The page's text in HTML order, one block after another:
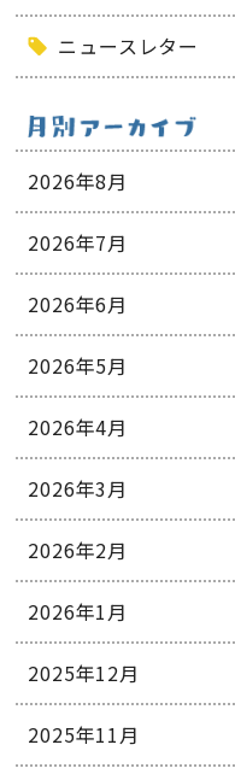
ニュースレター
2026年8月
2026年7月
2026年6月
2026年5月
2026年4月
2026年3月
2026年2月
2026年1月
2025年12月
2025年11月